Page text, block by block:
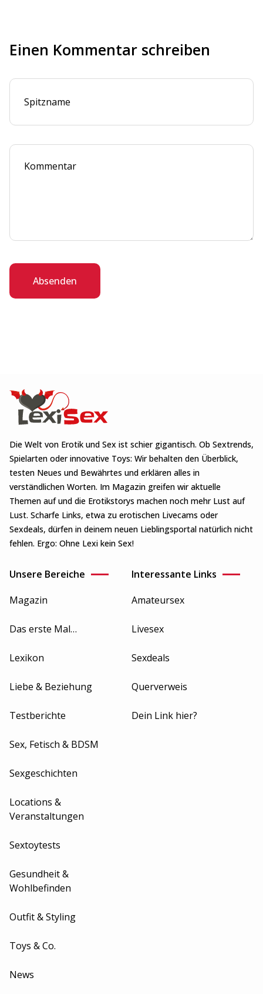
Einen Kommentar schreiben
Absenden
Die Welt von Erotik und Sex ist schier gigantisch. Ob Sextrends,
Spielarten oder innovative Toys: Wir behalten den Überblick,
testen Neues und Bewährtes und erklären alles in
verständlichen Worten. Im Magazin greifen wir aktuelle
Themen auf und die Erotikstorys machen noch mehr Lust auf
Lust. Scharfe Links, etwa zu erotischen Livecams oder
Sexdeals, dürfen in deinem neuen Lieblingsportal natürlich nicht
fehlen. Ergo: Ohne Lexi kein Sex!
Unsere Bereiche
Magazin
Das erste Mal…
Lexikon
Liebe & Beziehung
Testberichte
Sex, Fetisch & BDSM
Sexgeschichten
Locations &
Veranstaltungen
Sextoytests
Gesundheit &
Wohlbefinden
Outfit & Styling
Toys & Co.
News
Interessante Links
Amateursex
Livesex
Sexdeals
Querverweis
Dein Link hier?